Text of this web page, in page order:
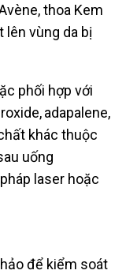
thoa Kem
lên vùng da bị
phối hợp với
adapalene,
khác thuộc
uống
laser hoặc
để kiểm soát